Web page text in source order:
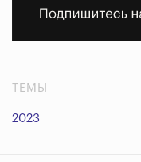
ТЕМЫ
2023